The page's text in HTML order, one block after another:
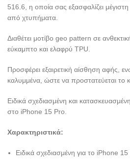
516.6, η οποία σας εξασφαλίζει
από χτυπήματα.
Διαθέτει μοτίβο geo pattern σε
εύκαμπτο και ελαφρύ TPU.
Προσφέρει εξαιρετική αίσθηση αφής,
καλυμμένα, ώστε να προστατεύεται το
Ειδικά σχεδιασμένη και
στο iPhone 15 Pro.
Χαρακτηριστικά:
Ειδικά σχεδιασμένη για το iPhone